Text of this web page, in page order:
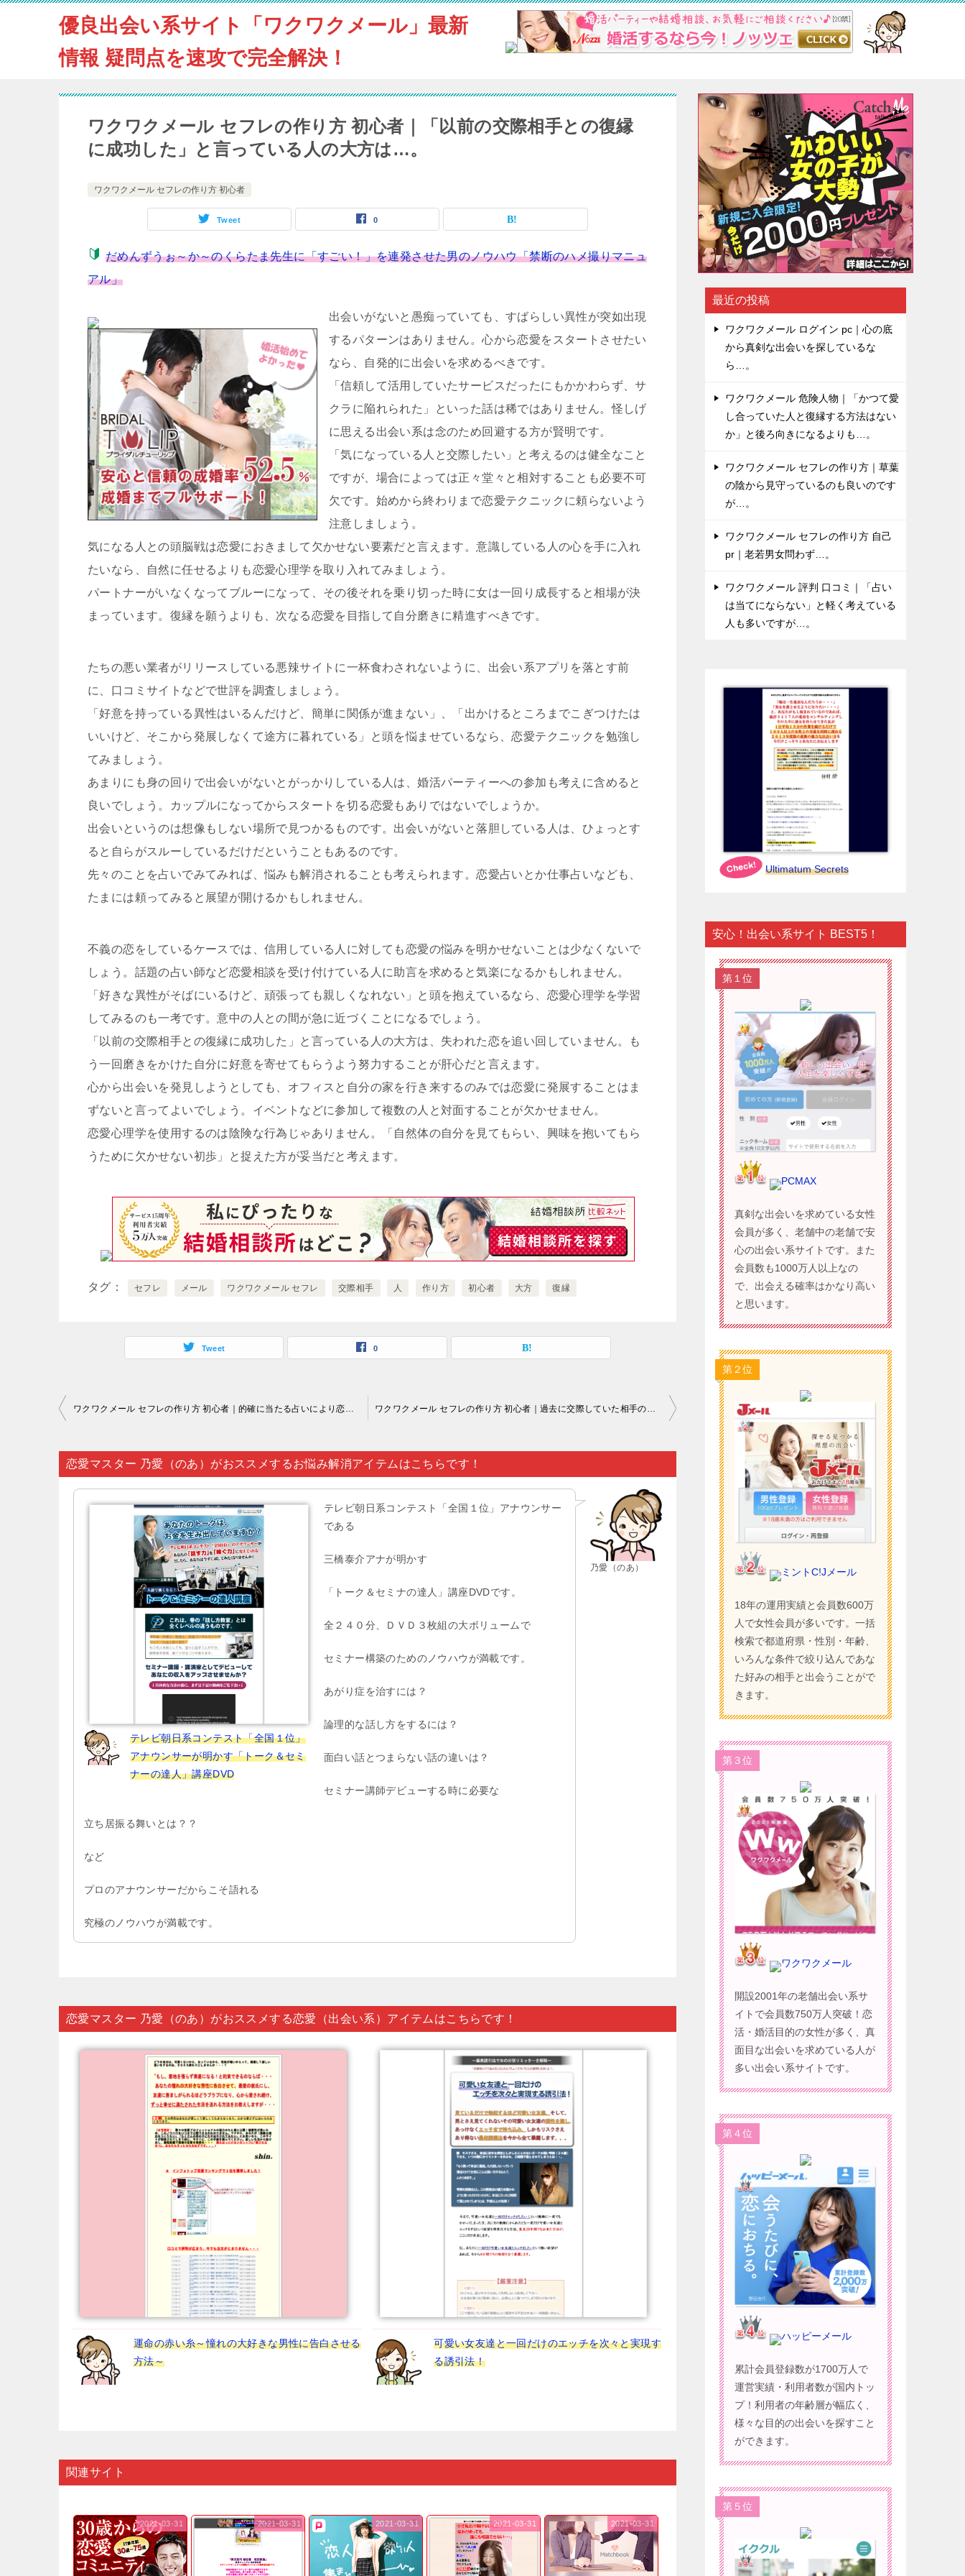
優良出会い系サイト「ワクワクメール」最新
情報 疑問点を速攻で完全解決！
ワクワクメール セフレの作り方 初心者｜「以前の交際相手との復縁
に成功した」と言っている人の大方は…。
ワクワクメール セフレの作り方 初心者
Tweet 0
だめんずうぉ～か～のくらたま先生に「すごい！」を連発させた男のノウハウ「禁断のハメ撮りマニュ
アル」
出会いがないと愚痴っていても、すばらしい異性が突如出現
するパターンはありません。心から恋愛をスタートさせたい
なら、自発的に出会いを求めるべきです。
「信頼して活用していたサービスだったにもかかわらず、サ
クラに陥れられた」といった話は稀ではありません。怪しげ
に思える出会い系は念のため回避する方が賢明です。
「気になっている人と交際したい」と考えるのは健全なこと
ですが、場合によっては正々堂々と相対することも必要不可
欠です。始めから終わりまで恋愛テクニックに頼らないよう
注意しましょう。
気になる人との頭脳戦は恋愛におきまして欠かせない要素だと言えます。意識している人の心を手に入れ
たいなら、自然に任せるよりも恋愛心理学を取り入れてみましょう。
パートナーがいなくなってブルーになって、その後それを乗り切った時に女は一回り成長すると相場が決
まっています。復縁を願うよりも、次なる恋愛を目指して自分磨きに精進すべきです。
たちの悪い業者がリリースしている悪辣サイトに一杯食わされないように、出会い系アプリを落とす前
に、口コミサイトなどで世評を調査しましょう。
「好意を持っている異性はいるんだけど、簡単に関係が進まない」、「出かけるところまでこぎつけたは
いいけど、そこから発展しなくて途方に暮れている」と頭を悩ませているなら、恋愛テクニックを勉強し
てみましょう。
あまりにも身の回りで出会いがないとがっかりしている人は、婚活パーティーへの参加も考えに含めると
良いでしょう。カップルになってからスタートを切る恋愛もありではないでしょうか。
出会いというのは想像もしない場所で見つかるものです。出会いがないと落胆している人は、ひょっとす
ると自らがスルーしているだけだということもあるのです。
先々のことを占いでみてみれば、悩みも解消されることも考えられます。恋愛占いとか仕事占いなども、
たまには頼ってみると展望が開けるかもしれません。
不義の恋をしているケースでは、信用している人に対しても恋愛の悩みを明かせないことは少なくないで
しょう。話題の占い師など恋愛相談を受け付けている人に助言を求めると気楽になるかもしれません。
「好きな異性がそばにいるけど、頑張っても親しくなれない」と頭を抱えているなら、恋愛心理学を学習
してみるのも一考です。意中の人との間が急に近づくことになるでしょう。
「以前の交際相手との復縁に成功した」と言っている人の大方は、失われた恋を追い回していません。も
う一回磨きをかけた自分に好意を寄せてもらうよう努力することが肝心だと言えます。
心から出会いを発見しようとしても、オフィスと自分の家を行き来するのみでは恋愛に発展することはま
ずないと言ってよいでしょう。イベントなどに参加して複数の人と対面することが欠かせません。
恋愛心理学を使用するのは陰険な行為じゃありません。「自然体の自分を見てもらい、興味を抱いてもら
うために欠かせない初歩」と捉えた方が妥当だと考えます。
タグ セフレ メール ワクワクメール セフレ 交際相手 人 作り方 初心者 大方 復縁
Tweet 0
投
ナ
ビ
ゲ
ワクワクメール セフレの作り方 初心者｜的確に当たる占いにより恋愛運を占って貰ったら…。 ワクワクメール セフレの作り方 初心者｜過去に交際していた相手のことをずっと好きなままでいても…。
恋愛マスター 乃愛（のあ）がおススメするお悩み解消アイテムはこちらです！
乃愛（のあ）
テレビ朝日系コンテスト「全国１位」
アナウンサーが明かす「トーク＆セミ
ナーの達人」講座DVD
テレビ朝日系コンテスト「全国１位」アナウンサー
である
三橋泰介アナが明かす
「トーク＆セミナの達人」講座DVDです。
全２４０分、ＤＶＤ３枚組の大ボリュームで
セミナー構築のためのノウハウが満載です。
あがり症を治すには？
論理的な話し方をするには？
面白い話とつまらない話の違いは？
セミナー講師デビューする時に必要な
立ち居振る舞いとは？？
など
プロのアナウンサーだからこそ語れる
究極のノウハウが満載です。
恋愛マスター 乃愛（のあ）がおススメする恋愛（出会い系）アイテムはこちらです！
運命の赤い糸～憧れの大好きな男性に告白させる
方法～
可愛い女友達と一回だけのエッチを次々と実現す
る誘引法！
関連サイト
2021-03-31 2021-03-31 2021-03-31 2021-03-31 2021-03-31
最近の投稿
ワクワクメール ログイン pc｜心の底
から真剣な出会いを探しているな
ら…。
ワクワクメール 危険人物｜「かつて愛
し合っていた人と復縁する方法はない
か」と後ろ向きになるよりも…。
ワクワクメール セフレの作り方｜草葉
の陰から見守っているのも良いのです
が…。
ワクワクメール セフレの作り方 自己
pr｜老若男女問わず…。
ワクワクメール 評判 口コミ｜「占い
は当てにならない」と軽く考えている
人も多いですが…。
Ultimatum Secrets
安心！出会い系サイト BEST5！
第１位
PCMAX
真剣な出会いを求めている女性
会員が多く、老舗中の老舗で安
心の出会い系サイトです。また
会員数も1000万人以上なの
で、出会える確率はかなり高い
と思います。
第２位
ミントC!Jメール
18年の運用実績と会員数600万
人で女性会員が多いです。一括
検索で都道府県・性別・年齢、
いろんな条件で絞り込んであな
た好みの相手と出会うことがで
きます。
第３位
ワクワクメール
開設2001年の老舗出会い系サ
イトで会員数750万人突破！恋
活・婚活目的の女性が多く、真
面目な出会いを求めている人が
多い出会い系サイトです。
第４位
ハッピーメール
累計会員登録数が1700万人で
運営実績・利用者数が国内トッ
プ！利用者の年齢層が幅広く、
様々な目的の出会いを探すこと
ができます。
第５位